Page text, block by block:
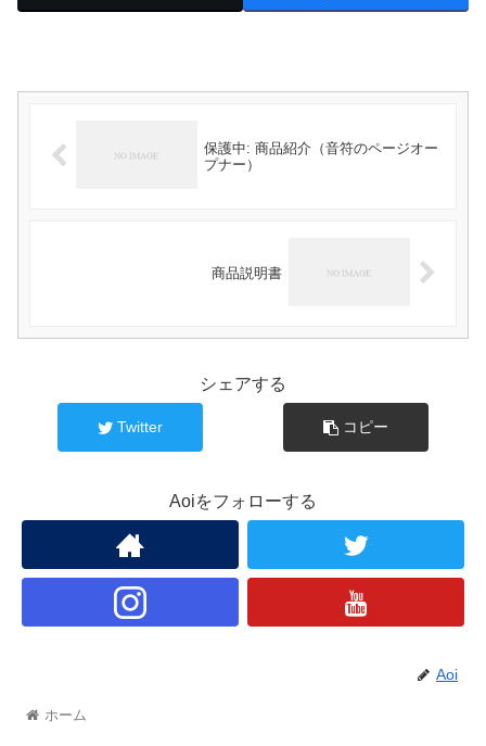
保護中: 商品紹介（音符のページオー
プナー）
商品説明書
シェアする
Twitter コピー
Aoiをフォローする
Aoi
ホーム